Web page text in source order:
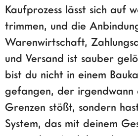
Kaufprozess lässt sich auf
trimmen, und die
Warenwirtschaft,
und Versand ist sauber
bist du nicht in einem
gefangen, der irgendwann
Grenzen stößt, sondern
System, das mit deinem